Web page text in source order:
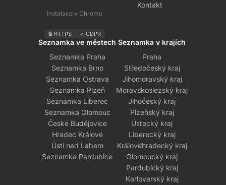
Instalace v Chrome
🔒 HTTPS ✓ GDPR
Kontakt
Seznamka ve městech
Seznamka Praha
Seznamka Brno
Seznamka Ostrava
Seznamka Plzeň
Seznamka Liberec
Seznamka Olomouc
České Budějovice
Hradec Králové
Ústí nad Labem
Seznamka Pardubice
Seznamka v krajích
Praha
Středočeský kraj
Jihomoravský kraj
Moravskoslezský kraj
Jihočeský kraj
Plzeňský kraj
Ústecký kraj
Liberecký kraj
Královéhradecký kraj
Olomoucký kraj
Pardubický kraj
Karlovarský kraj